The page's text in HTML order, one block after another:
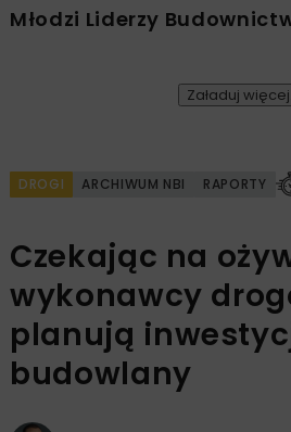
Młodzi Liderzy
Załaduj
DROGI ARCHIWUM NBI RAPORTY
Czekając na
wykonawcy
planują
budowlany